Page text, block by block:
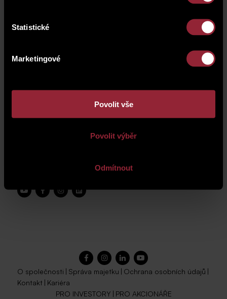
Statistické
Marketingové
Povolit vše
Povolit výběr
Odmítnout
Adresa
Praha 6
O společnosti | Správa majetku | Ochrana osobních údajů |
Kontakt | Kariéra
PRO INVESTORY | PRO AKCIONÁŘE